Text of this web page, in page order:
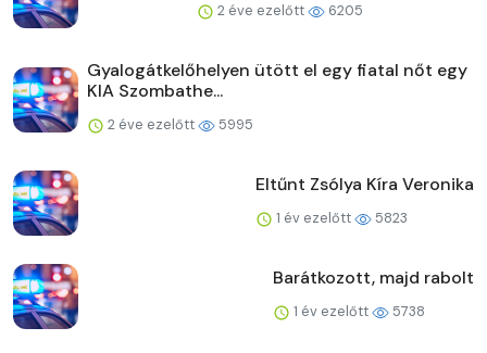
2 éve ezelőtt 6205
Gyalogátkelőhelyen ütött el egy fiatal nőt egy
KIA Szombathe...
2 éve ezelőtt 5995
Eltűnt Zsólya Kíra Veronika
1 év ezelőtt 5823
Barátkozott, majd rabolt
1 év ezelőtt 5738